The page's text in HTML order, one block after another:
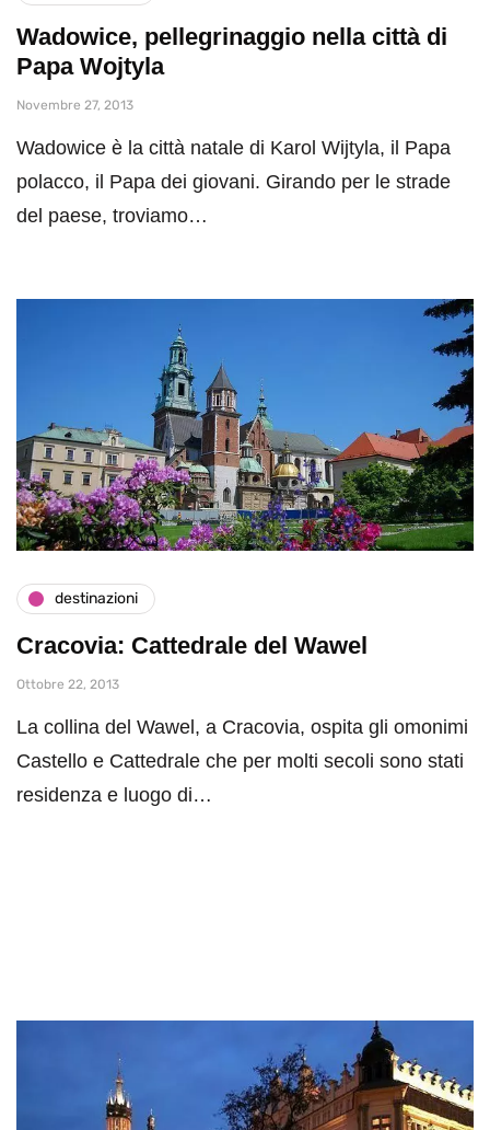
Wadowice, pellegrinaggio nella città di
Papa Wojtyla
Novembre 27, 2013
Wadowice è la città natale di Karol Wijtyla, il Papa
polacco, il Papa dei giovani. Girando per le strade
del paese, troviamo…
destinazioni
Cracovia: Cattedrale del Wawel
Ottobre 22, 2013
La collina del Wawel, a Cracovia, ospita gli omonimi
Castello e Cattedrale che per molti secoli sono stati
residenza e luogo di…